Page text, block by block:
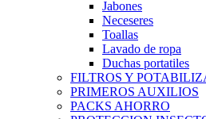
Jabones
Neceseres
Toallas
Lavado de ropa
Duchas portatiles
FILTROS Y
PRIMEROS AUXILIOS
PACKS AHORRO